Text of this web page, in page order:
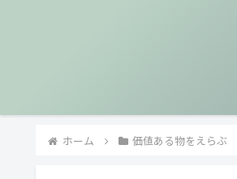
ホーム 価値ある物をえらぶ